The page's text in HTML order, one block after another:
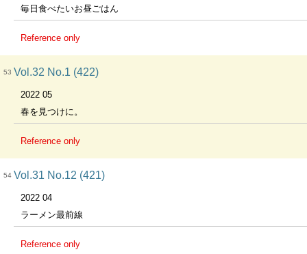
毎日食べたいお昼ごはん
Reference only
53 Vol.32 No.1 (422)
2022 05
春を見つけに。
Reference only
54 Vol.31 No.12 (421)
2022 04
ラーメン最前線
Reference only